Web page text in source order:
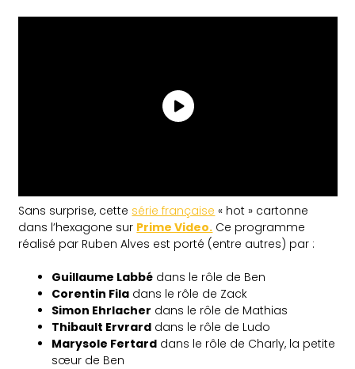
Sans surprise, cette série française « hot » cartonne
dans l’hexagone sur Prime Video. Ce programme
réalisé par Ruben Alves est porté (entre autres) par :
Guillaume Labbé dans le rôle de Ben
Corentin Fila dans le rôle de Zack
Simon Ehrlacher dans le rôle de Mathias
Thibault Ervrard dans le rôle de Ludo
Marysole Fertard dans le rôle de Charly, la petite
sœur de Ben